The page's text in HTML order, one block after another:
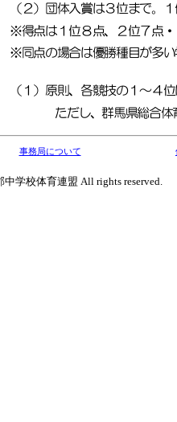
事務局について
学校体育連盟 All rights reserved.